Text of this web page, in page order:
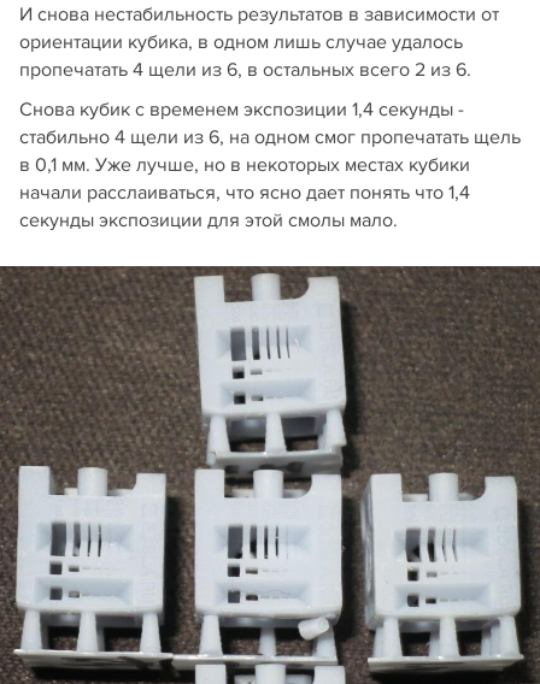
И снова нестабильность результатов в зависимости от
ориентации кубика, в одном лишь случае удалось
пропечатать 4 щели из 6, в остальных всего 2 из 6.
Снова кубик с временем экспозиции 1,4 секунды -
стабильно 4 щели из 6, на одном смог пропечатать щель
в 0,1 мм. Уже лучше, но в некоторых местах кубики
начали расслаиваться, что ясно дает понять что 1,4
секунды экспозиции для этой смолы мало.